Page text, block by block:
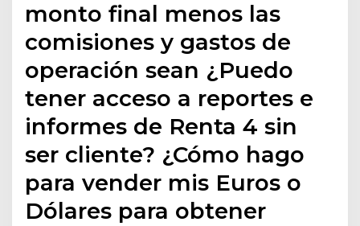
monto final menos las
comisiones y gastos de
operación sean ¿Puedo
tener acceso a reportes e
informes de Renta 4 sin
ser cliente? ¿Cómo hago
para vender mis Euros o
Dólares para obtener